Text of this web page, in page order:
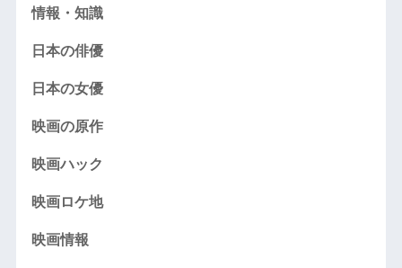
情報・知識
日本の俳優
日本の女優
映画の原作
映画ハック
映画ロケ地
映画情報